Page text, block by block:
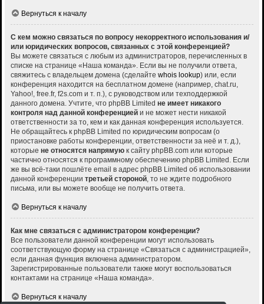
Вернуться к началу
С кем можно связаться по вопросу некорректного использования и/
или юридических вопросов, связанных с этой конференцией?
Вы можете связаться с любым из администраторов, перечисленных в
списке на странице «Наша команда». Если вы не получили ответа,
свяжитесь с владельцем домена (сделайте whois lookup) или, если
конференция находится на бесплатном домене (например, chat.ru,
Yahoo!, free.fr, f2s.com и т. п.), с руководством или техподдержкой
данного домена. Учтите, что phpBB Limited не имеет никакого
контроля над данной конференцией и не может нести никакой
ответственности за то, кем и как данная конференция используется.
Не обращайтесь к phpBB Limited по юридическим вопросам (о
приостановке работы конференции, ответственности за неё и т. д.),
которые не относятся напрямую к сайту phpBB.com или которые
частично относятся к программному обеспечению phpBB Limited. Если
же вы всё-таки пошлёте email в адрес phpBB Limited об использовании
данной конференции третьей стороной, то не ждите подробного
письма, или вы можете вообще не получить ответа.
Вернуться к началу
Как мне связаться с администратором конференции?
Все пользователи данной конференции могут использовать
соответствующую форму на странице «Связаться с администрацией»,
если данная функция включена администратором.
Зарегистрированные пользователи также могут воспользоваться
контактами на странице «Наша команда».
Вернуться к началу